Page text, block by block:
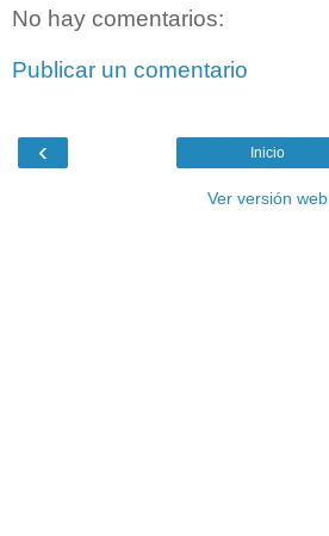
No hay comentarios:
Publicar un comentario
‹ Inicio
Ver versión web